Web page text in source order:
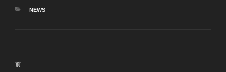
カ
NEWS
投
前
前